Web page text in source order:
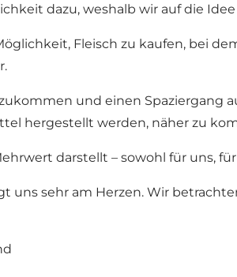
dazu, weshalb wir auf die
Fleisch zu kaufen, bei
und einen Spaziergang
hergestellt werden, näher zu
darstellt – sowohl für uns, für
uns sehr am Herzen. Wir